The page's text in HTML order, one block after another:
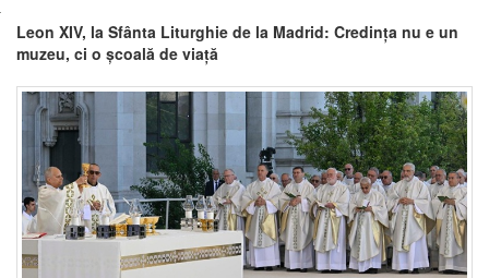
Leon XIV, la Sfânta Liturghie de la Madrid: Credința nu e un
muzeu, ci o școală de viață